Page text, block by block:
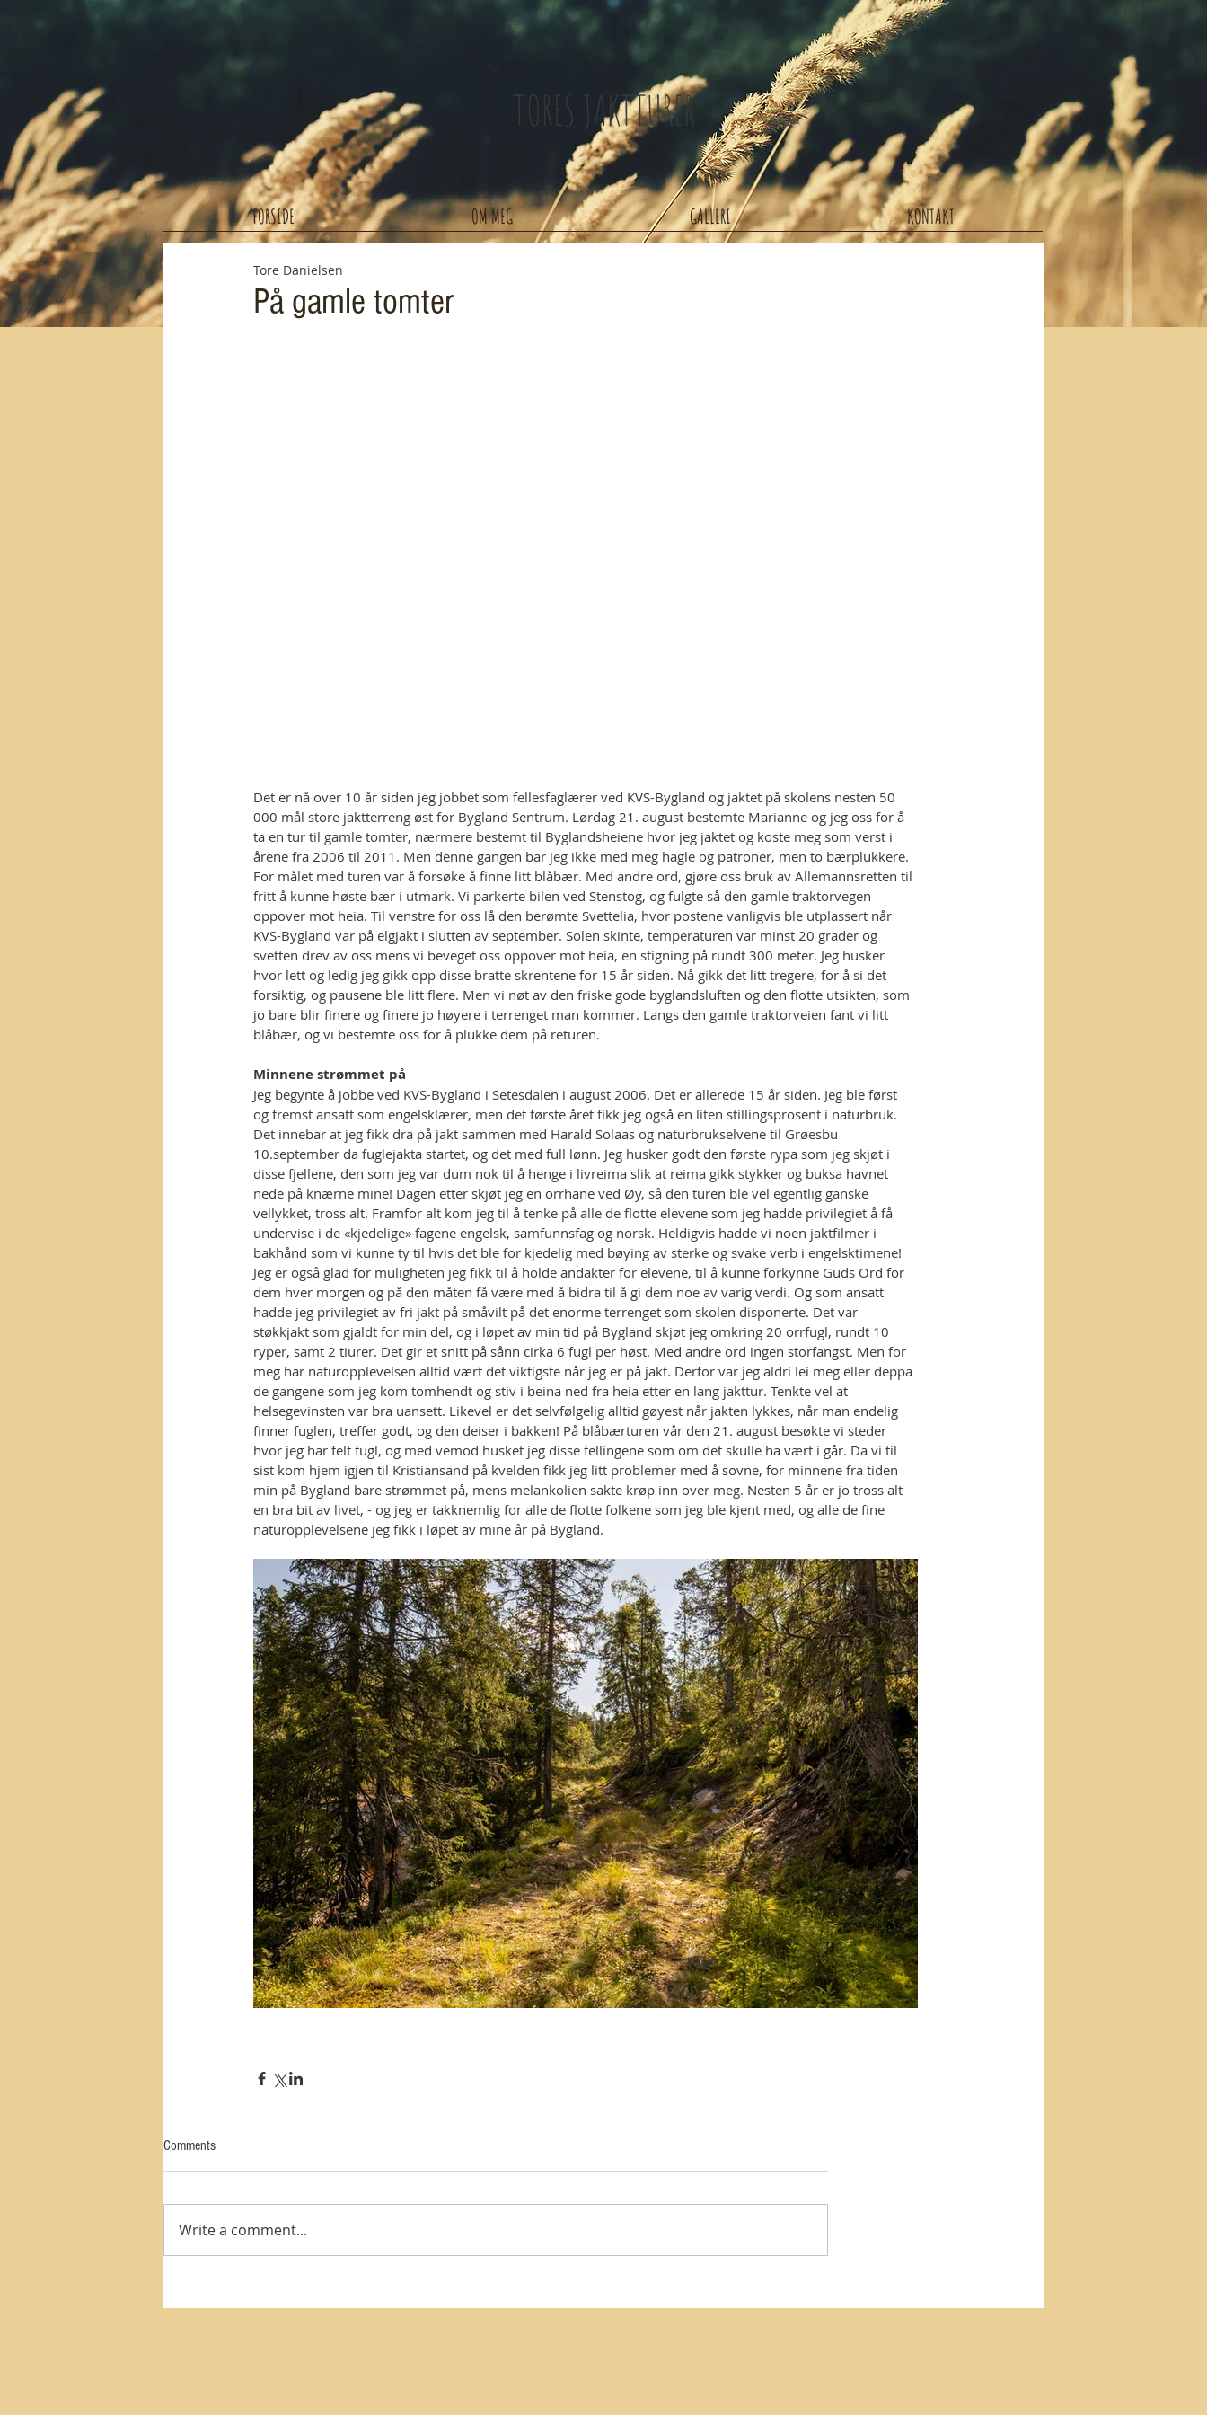
TORES JAKTTURER
FORSIDE OM MEG GALLERI KONTAKT
På gamle tomter
Tore Danielsen
Det er nå over 10 år siden jeg jobbet som fellesfaglærer ved KVS-Bygland og jaktet på skolens nesten 50
000 mål store jaktterreng øst for Bygland Sentrum. Lørdag 21. august bestemte Marianne og jeg oss for å
ta en tur til gamle tomter, nærmere bestemt til Byglandsheiene hvor jeg jaktet og koste meg som verst i
årene fra 2006 til 2011. Men denne gangen bar jeg ikke med meg hagle og patroner, men to bærplukkere.
For målet med turen var å forsøke å finne litt blåbær. Med andre ord, gjøre oss bruk av Allemannsretten til
fritt å kunne høste bær i utmark. Vi parkerte bilen ved Stenstog, og fulgte så den gamle traktorvegen
oppover mot heia. Til venstre for oss lå den berømte Svettelia, hvor postene vanligvis ble utplassert når
KVS-Bygland var på elgjakt i slutten av september. Solen skinte, temperaturen var minst 20 grader og
svetten drev av oss mens vi beveget oss oppover mot heia, en stigning på rundt 300 meter. Jeg husker
hvor lett og ledig jeg gikk opp disse bratte skrentene for 15 år siden. Nå gikk det litt tregere, for å si det
forsiktig, og pausene ble litt flere. Men vi nøt av den friske gode byglandsluften og den flotte utsikten, som
jo bare blir finere og finere jo høyere i terrenget man kommer. Langs den gamle traktorveien fant vi litt
blåbær, og vi bestemte oss for å plukke dem på returen.
Minnene strømmet på
Jeg begynte å jobbe ved KVS-Bygland i Setesdalen i august 2006. Det er allerede 15 år siden. Jeg ble først
og fremst ansatt som engelsklærer, men det første året fikk jeg også en liten stillingsprosent i naturbruk.
Det innebar at jeg fikk dra på jakt sammen med Harald Solaas og naturbrukselvene til Grøesbu
10.september da fuglejakta startet, og det med full lønn. Jeg husker godt den første rypa som jeg skjøt i
disse fjellene, den som jeg var dum nok til å henge i livreima slik at reima gikk stykker og buksa havnet
nede på knærne mine! Dagen etter skjøt jeg en orrhane ved Øy, så den turen ble vel egentlig ganske
vellykket, tross alt. Framfor alt kom jeg til å tenke på alle de flotte elevene som jeg hadde privilegiet å få
undervise i de «kjedelige» fagene engelsk, samfunnsfag og norsk. Heldigvis hadde vi noen jaktfilmer i
bakhånd som vi kunne ty til hvis det ble for kjedelig med bøying av sterke og svake verb i engelsktimene!
Jeg er også glad for muligheten jeg fikk til å holde andakter for elevene, til å kunne forkynne Guds Ord for
dem hver morgen og på den måten få være med å bidra til å gi dem noe av varig verdi. Og som ansatt
hadde jeg privilegiet av fri jakt på småvilt på det enorme terrenget som skolen disponerte. Det var
støkkjakt som gjaldt for min del, og i løpet av min tid på Bygland skjøt jeg omkring 20 orrfugl, rundt 10
ryper, samt 2 tiurer. Det gir et snitt på sånn cirka 6 fugl per høst. Med andre ord ingen storfangst. Men for
meg har naturopplevelsen alltid vært det viktigste når jeg er på jakt. Derfor var jeg aldri lei meg eller deppa
de gangene som jeg kom tomhendt og stiv i beina ned fra heia etter en lang jakttur. Tenkte vel at
helsegevinsten var bra uansett. Likevel er det selvfølgelig alltid gøyest når jakten lykkes, når man endelig
finner fuglen, treffer godt, og den deiser i bakken! På blåbærturen vår den 21. august besøkte vi steder
hvor jeg har felt fugl, og med vemod husket jeg disse fellingene som om det skulle ha vært i går. Da vi til
sist kom hjem igjen til Kristiansand på kvelden fikk jeg litt problemer med å sovne, for minnene fra tiden
min på Bygland bare strømmet på, mens melankolien sakte krøp inn over meg. Nesten 5 år er jo tross alt
en bra bit av livet, - og jeg er takknemlig for alle de flotte folkene som jeg ble kjent med, og alle de fine
naturopplevelsene jeg fikk i løpet av mine år på Bygland.
Comments
Write a comment...